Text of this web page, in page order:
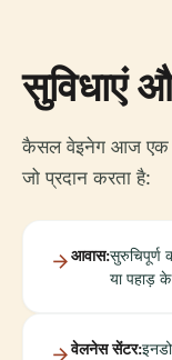
सुविधाएं
कैसल वेइनेग आज एक
जो प्रदान करता है:
आवास:सुरुचिपूर्ण
या पहाड़
वेलनेस सेंटर: